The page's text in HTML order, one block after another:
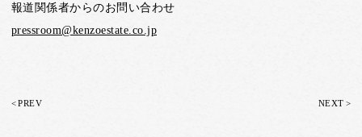
報道関係者からのお問い合わせ
pressroom@kenzoestate.co.jp
<PREV NEXT >